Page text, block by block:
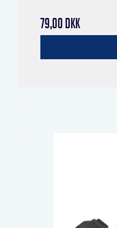
79,00 DKK